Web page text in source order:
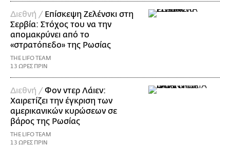
Διεθνή / Επίσκεψη Ζελένσκι στη
Σερβία: Στόχος του να την
απομακρύνει από το
«στρατόπεδο» της Ρωσίας
THE LIFO TEAM
13 ΩΡΕΣ ΠΡΙΝ
Διεθνή /Φον ντερ Λάιεν:
Χαιρετίζει την έγκριση των
αμερικανικών κυρώσεων σε
βάρος της Ρωσίας
THE LIFO TEAM
13 ΩΡΕΣ ΠΡΙΝ